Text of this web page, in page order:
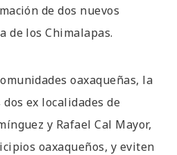
de dos nuevos
de los Chimalapas.
oaxaqueñas, la
ex localidades de
y Rafael Cal Mayor,
oaxaqueños, y eviten